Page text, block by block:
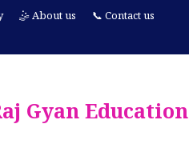
🤹 About us 📞 Contact us
Gyan Education